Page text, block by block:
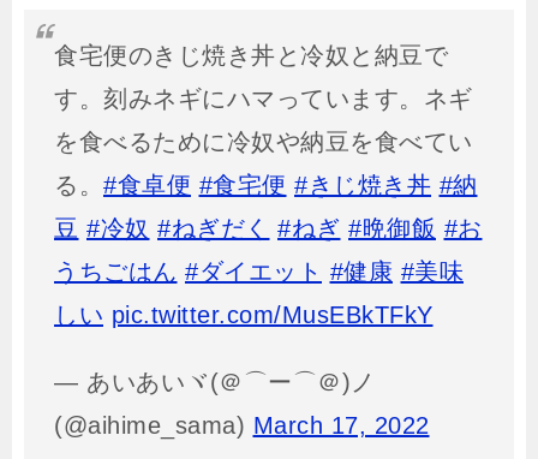
食宅便のきじ焼き丼と冷奴と納豆で
す。刻みネギにハマっています。ネギ
を食べるために冷奴や納豆を食べてい
る。 #食卓便 #食宅便 #きじ焼き丼 #納
豆 #冷奴 #ねぎだく #ねぎ #晩御飯 #お
うちごはん #ダイエット #健康 #美味
しい pic.twitter.com/MusEBkTFkY
— あいあいヾ(＠⌒ー⌒＠)ノ
(@aihime_sama) March 17, 2022